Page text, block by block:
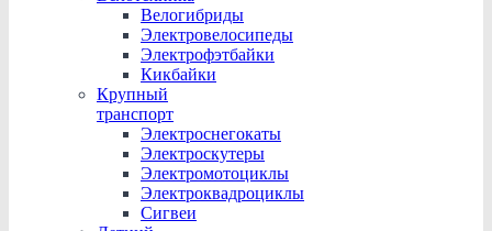
Велогибриды
Электровелосипеды
Электрофэтбайки
Кикбайки
Крупный
транспорт
Электроснегокаты
Электроскутеры
Электромотоциклы
Электроквадроциклы
Сигвеи